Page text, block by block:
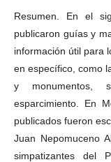
Resumen. En el
publicaron guías y
información útil para
en específico, como
y monumentos,
esparcimiento. En
publicados fueron
Juan Nepomuceno
simpatizantes del